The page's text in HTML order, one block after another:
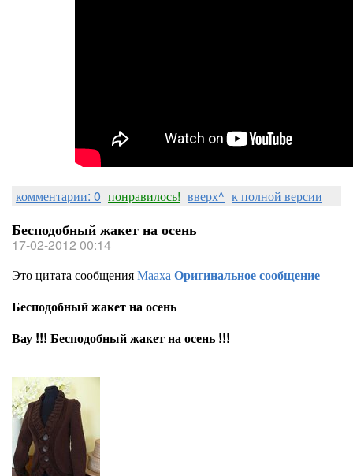
комментарии: 0 понравилось! вверх^ к полной версии
Бесподобный жакет на осень
17-02-2012 00:14
Это цитата сообщенияМаахаОригинальное сообщение
Бесподобный жакет на осень
Вау !!! Бесподобный жакет на осень !!!